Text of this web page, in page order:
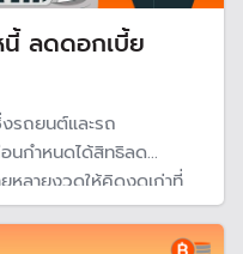
ลดดอกเบี้ย
รถยนต์และรถ
กำหนดได้สิทธิลด
หลายงวดให้คิดงดเก่าที่
บอัตราดอกเบี้ยธุรกิจเช่า
มเป็นจริง